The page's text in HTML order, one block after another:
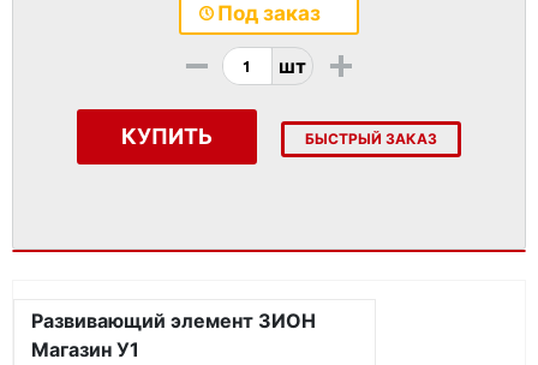
Под заказ
- шт +
КУПИТЬ БЫСТРЫЙ ЗАКАЗ
Развивающий элемент ЗИОН
Магазин У1